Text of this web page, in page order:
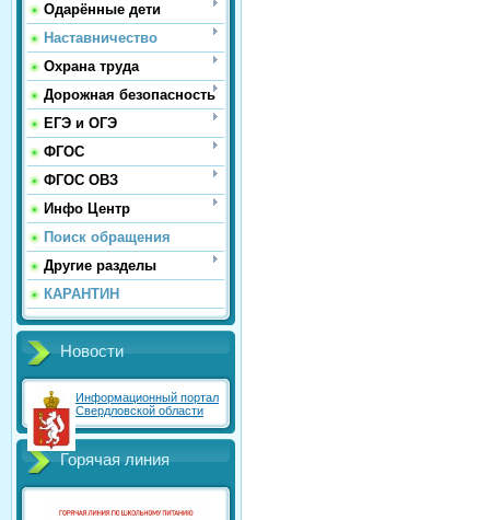
Одарённые дети
Наставничество
Охрана труда
Дорожная безопасность
ЕГЭ и ОГЭ
ФГОС
ФГОС ОВЗ
Инфо Центр
Поиск обращения
Другие разделы
КАРАНТИН
Новости
Информационный портал
Свердловской области
Горячая линия